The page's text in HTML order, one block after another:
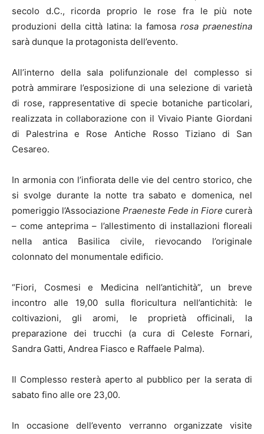
secolo d.C., ricorda proprio le rose fra le più note
produzioni della città latina: la famosarosa praenestina
sarà dunque la protagonista dell’evento.
All’interno della sala polifunzionale del complesso si
potrà ammirare l’esposizione di una selezione di varietà
di rose, rappresentative di specie botaniche particolari,
realizzata in collaborazione con il Vivaio Piante Giordani
di Palestrina e Rose Antiche Rosso Tiziano di San
Cesareo.
In armonia con l’infiorata delle vie del centro storico, che
si svolge durante la notte tra sabato e domenica, nel
pomeriggio l’Associazione Praeneste Fede in Fiore curerà
– come anteprima – l’allestimento di installazioni floreali
nella antica Basilica civile, rievocando l’originale
colonnato del monumentale edificio.
“Fiori, Cosmesi e Medicina nell’antichità”, un breve
incontro alle 19,00 sulla floricultura nell’antichità: le
coltivazioni, gli aromi, le proprietà officinali, la
preparazione dei trucchi (a cura di Celeste Fornari,
Sandra Gatti, Andrea Fiasco e Raffaele Palma).
Il Complesso resterà aperto al pubblico per la serata di
sabato fino alle ore 23,00.
In occasione dell’evento verranno organizzate visite